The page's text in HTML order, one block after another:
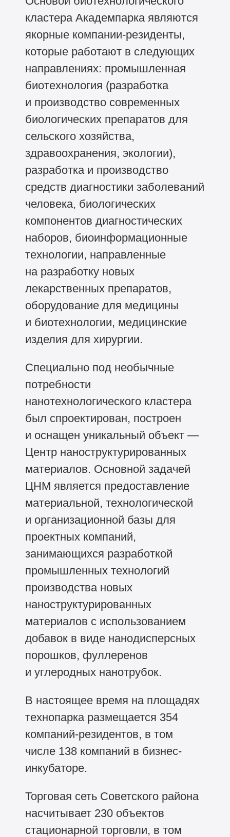
кластера Академпарка являются
якорные компании-резиденты,
которые работают в следующих
направлениях: промышленная
биотехнология (разработка
и производство современных
биологических препаратов для
сельского хозяйства,
здравоохранения, экологии),
разработка и производство
средств диагностики заболеваний
человека, биологических
компонентов диагностических
наборов, биоинформационные
технологии, направленные
на разработку новых
лекарственных препаратов,
оборудование для медицины
и биотехнологии, медицинские
изделия для хирургии.
Специально под необычные
потребности
нанотехнологического кластера
был спроектирован, построен
и оснащен уникальный объект —
Центр наноструктурированных
материалов. Основной задачей
ЦНМ является предоставление
материальной, технологической
и организационной базы для
проектных компаний,
занимающихся разработкой
промышленных технологий
производства новых
наноструктурированных
материалов с использованием
добавок в виде нанодисперсных
порошков, фуллеренов
и углеродных нанотрубок.
В настоящее время на площадях
технопарка размещается 354
компаний-резидентов, в том
числе 138 компаний в бизнес-
инкубаторе.
Торговая сеть Советского района
насчитывает 230 объектов
стационарной торговли, в том